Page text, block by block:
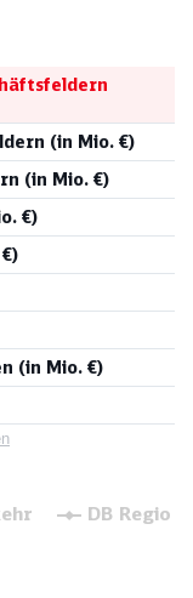
(in Mio. €)
(in Mio. €)
€)
(in Mio. €)
DB Regio